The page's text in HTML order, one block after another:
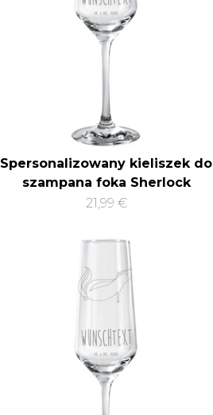
Spersonalizowany kieliszek do
szampana foka Sherlock
21,99 €